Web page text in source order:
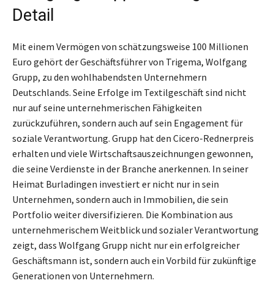
Detail
Mit einem Vermögen von schätzungsweise 100 Millionen
Euro gehört der Geschäftsführer von Trigema, Wolfgang
Grupp, zu den wohlhabendsten Unternehmern
Deutschlands. Seine Erfolge im Textilgeschäft sind nicht
nur auf seine unternehmerischen Fähigkeiten
zurückzuführen, sondern auch auf sein Engagement für
soziale Verantwortung. Grupp hat den Cicero-Rednerpreis
erhalten und viele Wirtschaftsauszeichnungen gewonnen,
die seine Verdienste in der Branche anerkennen. In seiner
Heimat Burladingen investiert er nicht nur in sein
Unternehmen, sondern auch in Immobilien, die sein
Portfolio weiter diversifizieren. Die Kombination aus
unternehmerischem Weitblick und sozialer Verantwortung
zeigt, dass Wolfgang Grupp nicht nur ein erfolgreicher
Geschäftsmann ist, sondern auch ein Vorbild für zukünftige
Generationen von Unternehmern.